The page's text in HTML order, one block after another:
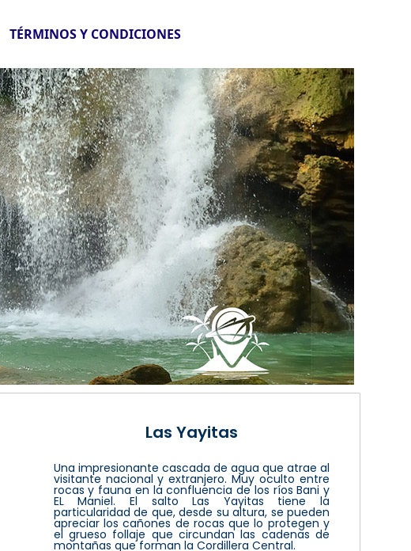
TÉRMINOS Y CONDICIONES
Las Yayitas
Una impresionante cascada de agua que atrae al
visitante nacional y extranjero. Muy oculto entre
rocas y fauna en la confluencia de los ríos Bani y
EL Maniel. El salto Las Yayitas tiene la
particularidad de que, desde su altura, se pueden
apreciar los cañones de rocas que lo protegen y
el grueso follaje que circundan las cadenas de
montañas que forman la Cordillera Central.